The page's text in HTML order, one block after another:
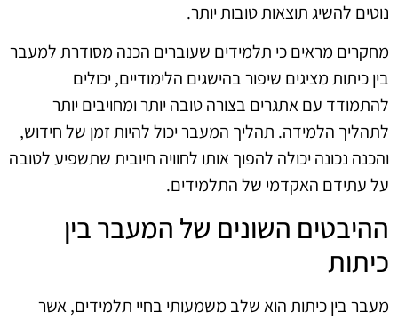
נוטים להשיג תוצאות טובות יותר.
מחקרים מראים כי תלמידים שעוברים הכנה מסודרת למעבר
בין כיתות מציגים שיפור בהישגים הלימודיים, יכולים
להתמודד עם אתגרים בצורה טובה יותר ומחויבים יותר
לתהליך הלמידה. תהליך המעבר יכול להיות זמן של חידוש,
והכנה נכונה יכולה להפוך אותו לחוויה חיובית שתשפיע לטובה
על עתידם האקדמי של התלמידים.
ההיבטים השונים של המעבר בין
כיתות
מעבר בין כיתות הוא שלב משמעותי בחיי תלמידים, אשר